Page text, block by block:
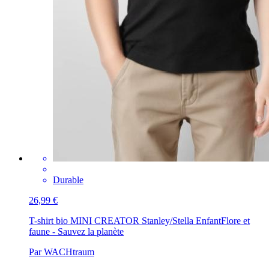
Durable
26,99 €
T-shirt bio MINI CREATOR Stanley/Stella EnfantFlore et
faune - Sauvez la planète
Par WACHtraum